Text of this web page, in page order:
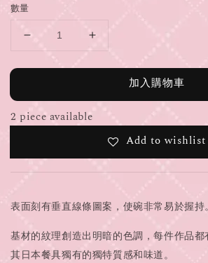
數量
加入購物車
2 piece available
Add to wishlist
表面刻有垂直線條圖案，使碗非常易於握持。
基材的紋理創造出明暗的色調，每件作品
其日本餐具獨有的獨特質感和味道。